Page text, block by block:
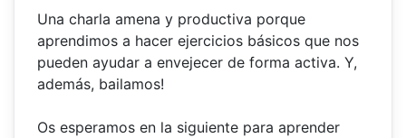
Una charla amena y productiva porque
aprendimos a hacer ejercicios básicos que nos
pueden ayudar a envejecer de forma activa. Y,
además, bailamos!
Os esperamos en la siguiente para aprender